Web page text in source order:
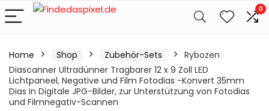
0
Home Shop Zubehör-Sets
Rybozen
Diascanner Ultradünner Tragbarer 12 x 9 Zoll LED
Lichtpaneel, Negative und Film Fotodias -Konvert 35mm
Dias in Digitale JPG-Bilder, zur Unterstützung von Fotodias
und Filmnegativ-Scannen